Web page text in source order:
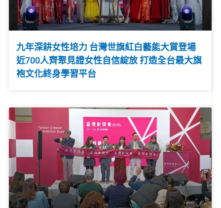
九年深耕女性培力 台灣世旗紅白藝能大賞登場
近700人齊聚見證女性自信綻放 打造全台最大旗
袍文化終身學習平台